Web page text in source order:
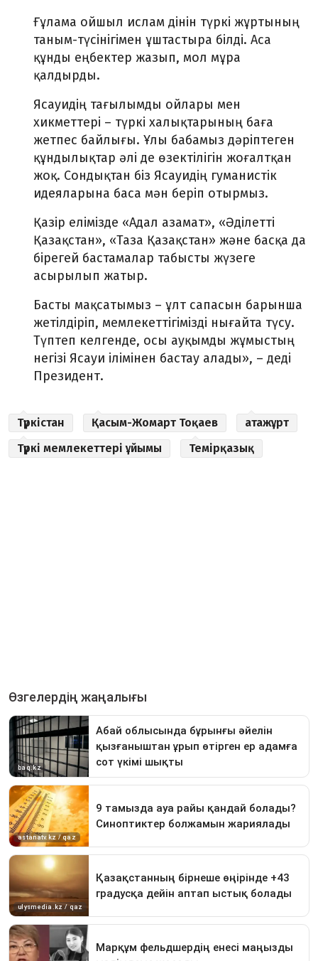
Ғұлама ойшыл ислам дінін түркі жұртының
таным-түсінігімен ұштастыра білді. Аса
құнды еңбектер жазып, мол мұра
қалдырды.
Ясауидің тағылымды ойлары мен
хикметтері – түркі халықтарының баға
жетпес байлығы. Ұлы бабамыз дәріптеген
құндылықтар әлі де өзектілігін жоғалтқан
жоқ. Сондықтан біз Ясауидің гуманистік
идеяларына баса мән беріп отырмыз.
Қазір елімізде «Адал азамат», «Әділетті
Қазақстан», «Таза Қазақстан» және басқа да
бірегей бастамалар табысты жүзеге
асырылып жатыр.
Басты мақсатымыз – ұлт сапасын барынша
жетілдіріп, мемлекеттігімізді нығайта түсу.
Түптеп келгенде, осы ауқымды жұмыстың
негізі Ясауи ілімінен бастау алады», – деді
Президент.
Түркістан Қасым-Жомарт Тоқаев
атажұрт
Түркі мемлекеттері ұйымы
Темірқазық